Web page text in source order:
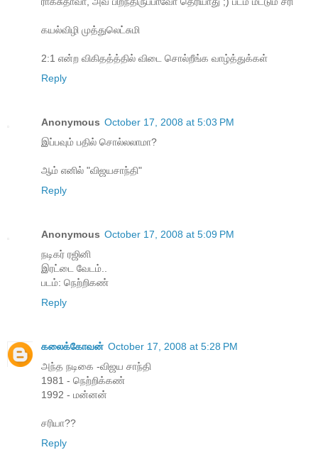
கயல்விழி முத்துலெட்சுமி
2:1 என்ற விகிதத்த்தில் விடை சொல்றீங்க வாழ்த்துக்கள்
Reply
Anonymous October 17, 2008 at 5:03 PM
இப்பவும் பதில் சொல்லலாமா?
ஆம் எனில் "விஜயசாந்தி"
Reply
Anonymous October 17, 2008 at 5:09 PM
நடிகர் ரஜினி
இரட்டை வேடம்..
படம்: நெற்றிகண்
Reply
கலைக்கோவன் October 17, 2008 at 5:28 PM
அந்த நடிகை -விஜய சாந்தி
1981 - நெற்றிக்கண்
1992 - மன்னன்
சரியா??
Reply